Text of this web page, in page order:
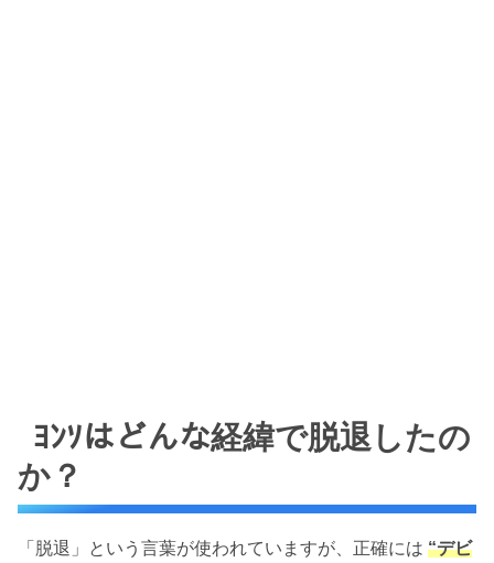
ﾖﾝｿはどんな経緯で脱退したの
か？
「脱退」という言葉が使われていますが、正確には “デビ